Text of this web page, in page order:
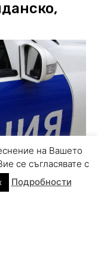
на Вашето
се съгласявате с
Подробности